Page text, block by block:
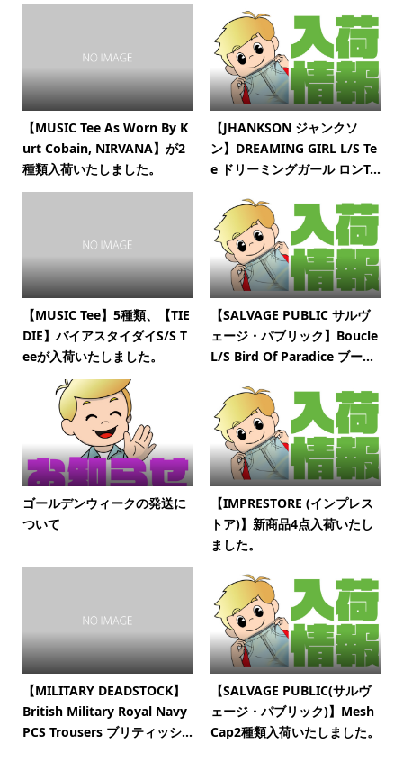
【MUSIC Tee As Worn By K
urt Cobain, NIRVANA】が2
種類入荷いたしました。
【JHANKSON ジャンクソ
ン】DREAMING GIRL L/S Te
e ドリーミングガール ロンT...
【MUSIC Tee】5種類、【TIE
DIE】バイアスタイダイS/S T
eeが入荷いたしました。
【SALVAGE PUBLIC サルヴ
ェージ・パブリック】Boucle
L/S Bird Of Paradice ブー...
ゴールデンウィークの発送に
ついて
【IMPRESTORE (インプレス
トア)】新商品4点入荷いたし
ました。
【MILITARY DEADSTOCK】
British Military Royal Navy
PCS Trousers ブリティッシ...
【SALVAGE PUBLIC(サルヴ
ェージ・パブリック)】Mesh
Cap2種類入荷いたしました。